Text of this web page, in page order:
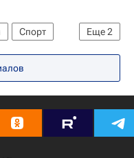
Еще2
Спорт